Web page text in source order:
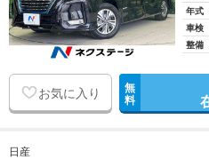
年式
車検
整備
お気に入り 無
料
日産